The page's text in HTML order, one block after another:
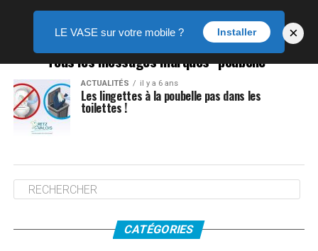
Tous les messages marqués "poubelle"
ACTUALITÉS il y a 6 ans
Les lingettes à la poubelle pas dans les
toilettes !
CATÉGORIES
LE VASE sur votre mobile ? Installer ×